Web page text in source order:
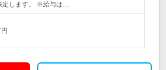
定します。 ※給与は…